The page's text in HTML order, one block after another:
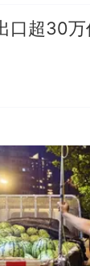
口超30万